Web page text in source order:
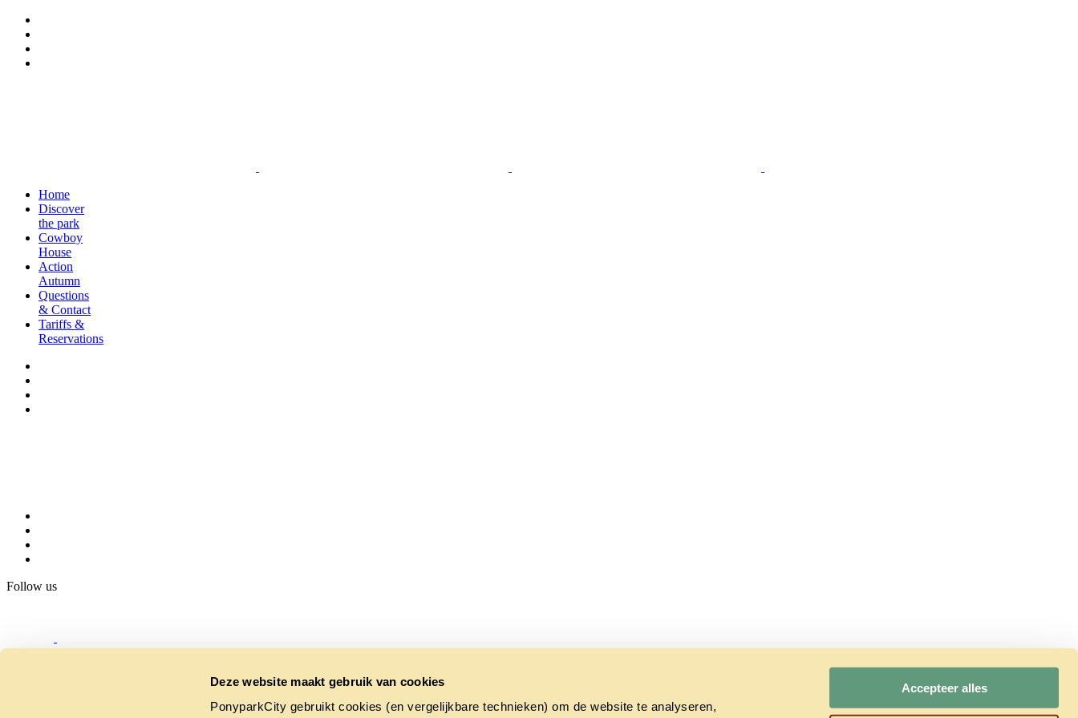
Deze website maakt gebruik van cookies
PonyparkCity gebruikt cookies (en vergelijkbare technieken) om de website te analyseren,
Accepteer alles
Home
Discover
the park
Cowboy
House
Action
Autumn
Questions
& Contact
Tariffs &
Reservations
Follow us